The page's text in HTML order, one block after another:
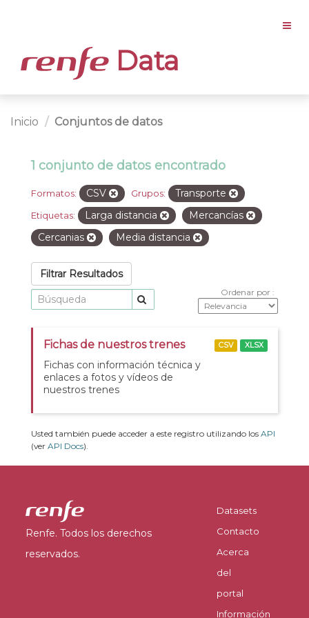
Data
Inicio Conjuntos de datos
1 conjunto de datos encontrado
Formatos: CSV Grupos: Transporte
Etiquetas: Larga distancia
Mercancías
Cercanias
Media distancia
Filtrar Resultados
Ordenar por
Fichas de nuestros trenes
Fichas con información técnica y
enlaces a fotos y vídeos de
nuestros trenes
CSV XLSX
Usted también puede acceder a este registro utilizando los API
(ver API Docs).
Renfe. Todos los derechos
reservados.
Datasets
Contacto
Acerca
del
portal
Información